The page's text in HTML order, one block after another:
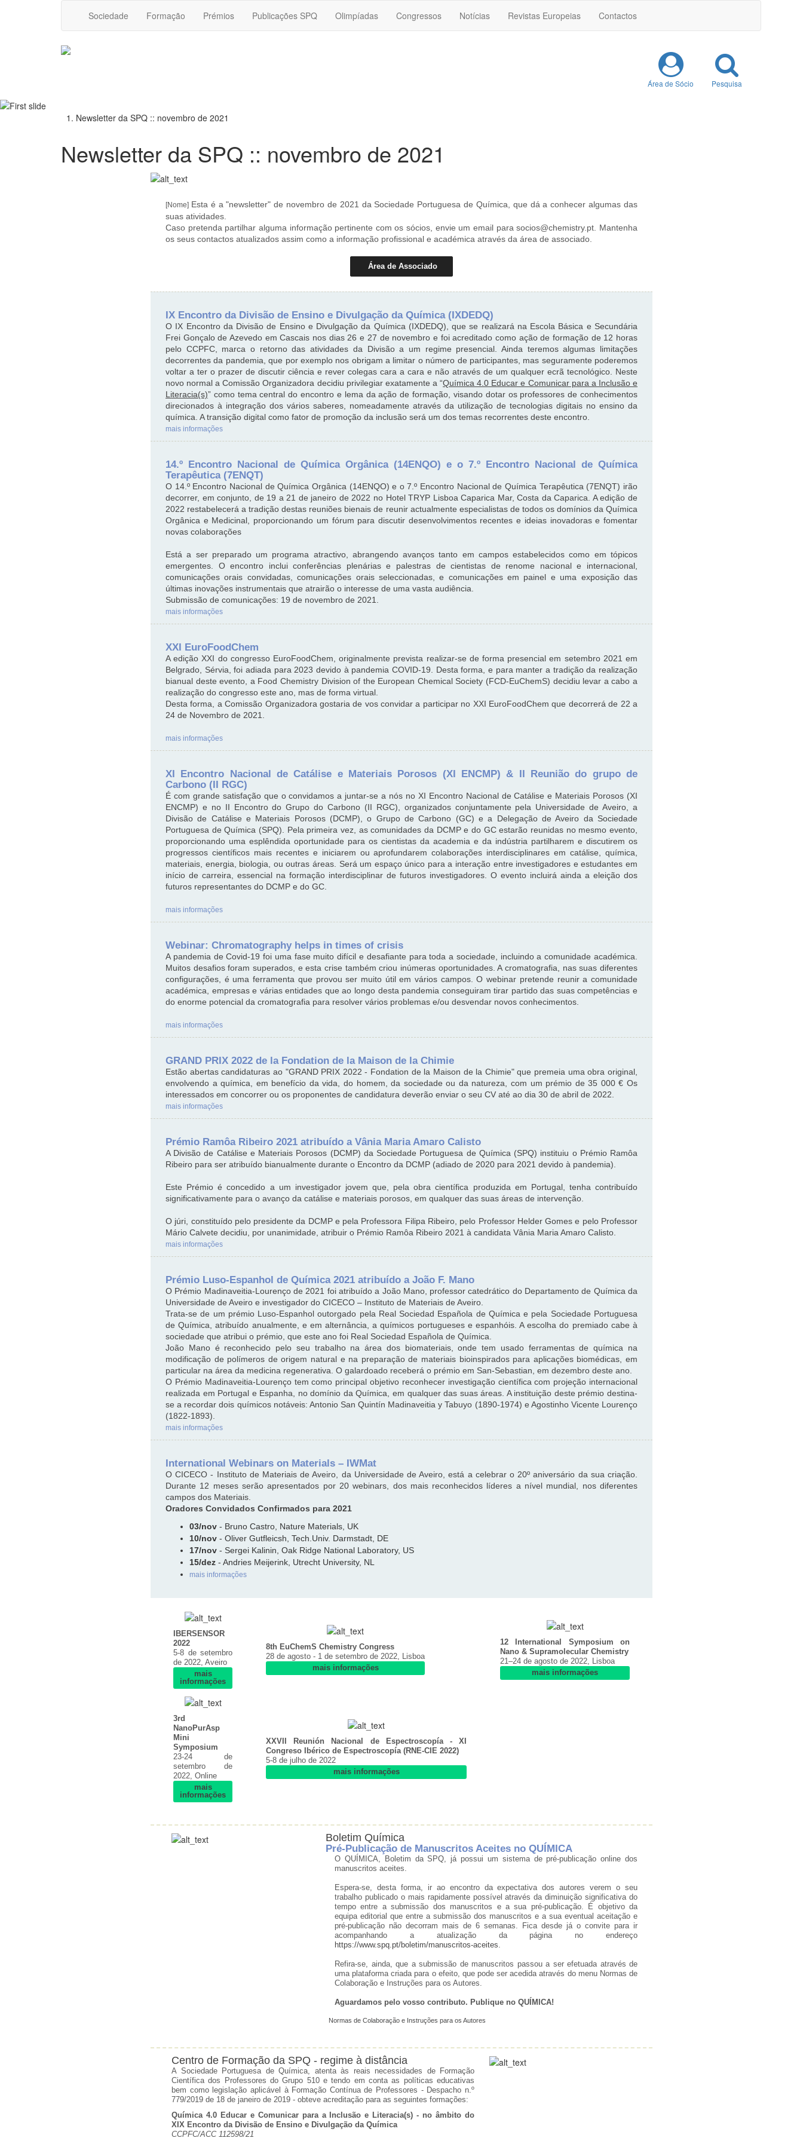
Sociedade Formação Prémios Publicações SPQ Olimpíadas Congressos Notícias Revistas Europeias Contactos
Área de Sócio Pesquisa
Newsletter da SPQ :: novembro de 2021
Newsletter da SPQ :: novembro de 2021
[Nome] Esta é a "newsletter" de novembro de 2021 da Sociedade Portuguesa de Química, que dá a conhecer algumas das
suas atividades.
Caso pretenda partilhar alguma informação pertinente com os sócios, envie um email para socios@chemistry.pt. Mantenha
os seus contactos atualizados assim como a informação profissional e académica através da área de associado.
Área de Associado
IX Encontro da Divisão de Ensino e Divulgação da Química (IXDEDQ)
O IX Encontro da Divisão de Ensino e Divulgação da Química (IXDEDQ), que se realizará na Escola Básica e Secundária
Frei Gonçalo de Azevedo em Cascais nos dias 26 e 27 de novembro e foi acreditado como ação de formação de 12 horas
pelo CCPFC, marca o retorno das atividades da Divisão a um regime presencial. Ainda teremos algumas limitações
decorrentes da pandemia, que por exemplo nos obrigam a limitar o número de participantes, mas seguramente poderemos
voltar a ter o prazer de discutir ciência e rever colegas cara a cara e não através de um qualquer ecrã tecnológico. Neste
novo normal a Comissão Organizadora decidiu privilegiar exatamente a “Química 4.0 Educar e Comunicar para a Inclusão e
Literacia(s)” como tema central do encontro e lema da ação de formação, visando dotar os professores de conhecimentos
direcionados à integração dos vários saberes, nomeadamente através da utilização de tecnologias digitais no ensino da
química. A transição digital como fator de promoção da inclusão será um dos temas recorrentes deste encontro.
mais informações
14.º Encontro Nacional de Química Orgânica (14ENQO) e o 7.º Encontro Nacional de Química
Terapêutica (7ENQT)
O 14.º Encontro Nacional de Química Orgânica (14ENQO) e o 7.º Encontro Nacional de Química Terapêutica (7ENQT) irão
decorrer, em conjunto, de 19 a 21 de janeiro de 2022 no Hotel TRYP Lisboa Caparica Mar, Costa da Caparica. A edição de
2022 restabelecerá a tradição destas reuniões bienais de reunir actualmente especialistas de todos os domínios da Química
Orgânica e Medicinal, proporcionando um fórum para discutir desenvolvimentos recentes e ideias inovadoras e fomentar
novas colaborações
Está a ser preparado um programa atractivo, abrangendo avanços tanto em campos estabelecidos como em tópicos
emergentes. O encontro inclui conferências plenárias e palestras de cientistas de renome nacional e internacional,
comunicações orais convidadas, comunicações orais seleccionadas, e comunicações em painel e uma exposição das
últimas inovações instrumentais que atrairão o interesse de uma vasta audiência.
Submissão de comunicações: 19 de novembro de 2021.
mais informações
XXI EuroFoodChem
A edição XXI do congresso EuroFoodChem, originalmente prevista realizar-se de forma presencial em setembro 2021 em
Belgrado, Sérvia, foi adiada para 2023 devido à pandemia COVID-19. Desta forma, e para manter a tradição da realização
bianual deste evento, a Food Chemistry Division of the European Chemical Society (FCD-EuChemS) decidiu levar a cabo a
realização do congresso este ano, mas de forma virtual.
Desta forma, a Comissão Organizadora gostaria de vos convidar a participar no XXI EuroFoodChem que decorrerá de 22 a
24 de Novembro de 2021.
mais informações
XI Encontro Nacional de Catálise e Materiais Porosos (XI ENCMP) & II Reunião do grupo de
Carbono (II RGC)
É com grande satisfação que o convidamos a juntar-se a nós no XI Encontro Nacional de Catálise e Materiais Porosos (XI
ENCMP) e no II Encontro do Grupo do Carbono (II RGC), organizados conjuntamente pela Universidade de Aveiro, a
Divisão de Catálise e Materiais Porosos (DCMP), o Grupo de Carbono (GC) e a Delegação de Aveiro da Sociedade
Portuguesa de Química (SPQ). Pela primeira vez, as comunidades da DCMP e do GC estarão reunidas no mesmo evento,
proporcionando uma esplêndida oportunidade para os cientistas da academia e da indústria partilharem e discutirem os
progressos científicos mais recentes e iniciarem ou aprofundarem colaborações interdisciplinares em catálise, química,
materiais, energia, biologia, ou outras áreas. Será um espaço único para a interação entre investigadores e estudantes em
início de carreira, essencial na formação interdisciplinar de futuros investigadores. O evento incluirá ainda a eleição dos
futuros representantes do DCMP e do GC.
mais informações
Webinar: Chromatography helps in times of crisis
A pandemia de Covid-19 foi uma fase muito difícil e desafiante para toda a sociedade, incluindo a comunidade académica.
Muitos desafios foram superados, e esta crise também criou inúmeras oportunidades. A cromatografia, nas suas diferentes
configurações, é uma ferramenta que provou ser muito útil em vários campos. O webinar pretende reunir a comunidade
académica, empresas e várias entidades que ao longo desta pandemia conseguiram tirar partido das suas competências e
do enorme potencial da cromatografia para resolver vários problemas e/ou desvendar novos conhecimentos.
mais informações
GRAND PRIX 2022 de la Fondation de la Maison de la Chimie
Estão abertas candidaturas ao "GRAND PRIX 2022 - Fondation de la Maison de la Chimie" que premeia uma obra original,
envolvendo a química, em benefício da vida, do homem, da sociedade ou da natureza, com um prémio de 35 000 € Os
interessados em concorrer ou os proponentes de candidatura deverão enviar o seu CV até ao dia 30 de abril de 2022.
mais informações
Prémio Ramôa Ribeiro 2021 atribuído a Vânia Maria Amaro Calisto
A Divisão de Catálise e Materiais Porosos (DCMP) da Sociedade Portuguesa de Química (SPQ) instituiu o Prémio Ramôa
Ribeiro para ser atribuído bianualmente durante o Encontro da DCMP (adiado de 2020 para 2021 devido à pandemia).
Este Prémio é concedido a um investigador jovem que, pela obra científica produzida em Portugal, tenha contribuído
significativamente para o avanço da catálise e materiais porosos, em qualquer das suas áreas de intervenção.
O júri, constituído pelo presidente da DCMP e pela Professora Filipa Ribeiro, pelo Professor Helder Gomes e pelo Professor
Mário Calvete decidiu, por unanimidade, atribuir o Prémio Ramôa Ribeiro 2021 à candidata Vânia Maria Amaro Calisto.
mais informações
Prémio Luso-Espanhol de Química 2021 atribuído a João F. Mano
O Prémio Madinaveitia-Lourenço de 2021 foi atribuído a João Mano, professor catedrático do Departamento de Química da
Universidade de Aveiro e investigador do CICECO – Instituto de Materiais de Aveiro.
Trata-se de um prémio Luso-Espanhol outorgado pela Real Sociedad Española de Química e pela Sociedade Portuguesa
de Química, atribuído anualmente, e em alternância, a químicos portugueses e espanhóis. A escolha do premiado cabe à
sociedade que atribui o prémio, que este ano foi Real Sociedad Española de Química.
João Mano é reconhecido pelo seu trabalho na área dos biomateriais, onde tem usado ferramentas de química na
modificação de polímeros de origem natural e na preparação de materiais bioinspirados para aplicações biomédicas, em
particular na área da medicina regenerativa. O galardoado receberá o prémio em San-Sebastian, em dezembro deste ano.
O Prémio Madinaveitia-Lourenço tem como principal objetivo reconhecer investigação científica com projeção internacional
realizada em Portugal e Espanha, no domínio da Química, em qualquer das suas áreas. A instituição deste prémio destina-
se a recordar dois químicos notáveis: Antonio San Quintín Madinaveitia y Tabuyo (1890-1974) e Agostinho Vicente Lourenço
(1822-1893).
mais informações
International Webinars on Materials – IWMat
O CICECO - Instituto de Materiais de Aveiro, da Universidade de Aveiro, está a celebrar o 20º aniversário da sua criação.
Durante 12 meses serão apresentados por 20 webinars, dos mais reconhecidos líderes a nível mundial, nos diferentes
campos dos Materiais.
Oradores Convidados Confirmados para 2021
03/nov - Bruno Castro, Nature Materials, UK
10/nov - Oliver Gutfleicsh, Tech.Univ. Darmstadt, DE
17/nov - Sergei Kalinin, Oak Ridge National Laboratory, US
15/dez - Andries Meijerink, Utrecht University, NL
mais informações
IBERSENSOR
2022
5-8 de setembro
de 2022, Aveiro
mais
informações
8th EuChemS Chemistry Congress
28 de agosto - 1 de setembro de 2022, Lisboa
mais informações
12 International Symposium on
Nano & Supramolecular Chemistry
21–24 de agosto de 2022, Lisboa
mais informações
3rd
NanoPurAsp
Mini
Symposium
23-24 de
setembro de
2022, Online
mais
informações
XXVII Reunión Nacional de Espectroscopía - XI
Congreso Ibérico de Espectroscopía (RNE-CIE 2022)
5-8 de julho de 2022
mais informações
Boletim Química
Pré-Publicação de Manuscritos Aceites no QUÍMICA
O QUÍMICA, Boletim da SPQ, já possui um sistema de pré-publicação online dos
manuscritos aceites.
Espera-se, desta forma, ir ao encontro da expectativa dos autores verem o seu
trabalho publicado o mais rapidamente possível através da diminuição significativa do
tempo entre a submissão dos manuscritos e a sua pré-publicação. É objetivo da
equipa editorial que entre a submissão dos manuscritos e a sua eventual aceitação e
pré-publicação não decorram mais de 6 semanas. Fica desde já o convite para ir
acompanhando a atualização da página no endereço
https://www.spq.pt/boletim/manuscritos-aceites.
Refira-se, ainda, que a submissão de manuscritos passou a ser efetuada através de
uma plataforma criada para o efeito, que pode ser acedida através do menu Normas de
Colaboração e Instruções para os Autores.
Aguardamos pelo vosso contributo. Publique no QUÍMICA!
Normas de Colaboração e Instruções para os Autores
Centro de Formação da SPQ - regime à distância
A Sociedade Portuguesa de Química, atenta às reais necessidades de Formação
Científica dos Professores do Grupo 510 e tendo em conta as políticas educativas
bem como legislação aplicável à Formação Contínua de Professores - Despacho n.º
779/2019 de 18 de janeiro de 2019 - obteve acreditação para as seguintes formações:
Química 4.0 Educar e Comunicar para a Inclusão e Literacia(s) - no âmbito do
XIX Encontro da Divisão de Ensino e Divulgação da Química
CCPFC/ACC 112598/21